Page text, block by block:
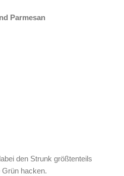
Parmesan
den Strunk größtenteils
hacken.